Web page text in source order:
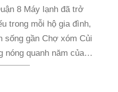
8 Máy lạnh đã trở
trong mỗi hộ gia đình,
sống gần Chợ xóm Củi
nóng quanh năm của…